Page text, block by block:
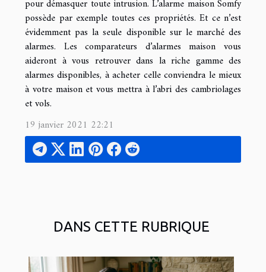
pour démasquer toute intrusion. L’alarme maison Somfy
possède par exemple toutes ces propriétés. Et ce n’est
évidemment pas la seule disponible sur le marché des
alarmes. Les comparateurs d’alarmes maison vous
aideront à vous retrouver dans la riche gamme des
alarmes disponibles, à acheter celle conviendra le mieux
à votre maison et vous mettra à l’abri des cambriolages
et vols.
19 janvier 2021 22:21
DANS CETTE RUBRIQUE